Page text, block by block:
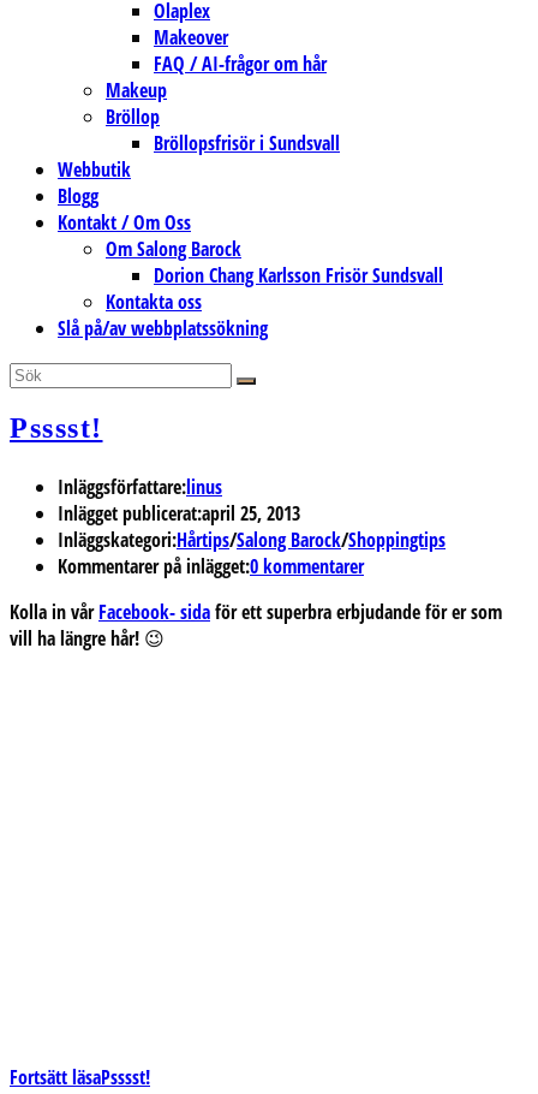
Olaplex
Makeover
FAQ / AI-frågor om hår
Makeup
Bröllop
Bröllopsfrisör i Sundsvall
Webbutik
Blogg
Kontakt / Om Oss
Om Salong Barock
Dorion Chang Karlsson Frisör Sundsvall
Kontakta oss
Slå på/av webbplatssökning
Psssst!
Inläggsförfattare:linus
Inlägget publicerat:april 25, 2013
Inläggskategori:Hårtips/Salong Barock/Shoppingtips
Kommentarer på inlägget:0 kommentarer
Kolla in vårFacebook- sidaför ett superbra erbjudande för er som
vill ha längre hår! 😉
Fortsätt läsaPsssst!